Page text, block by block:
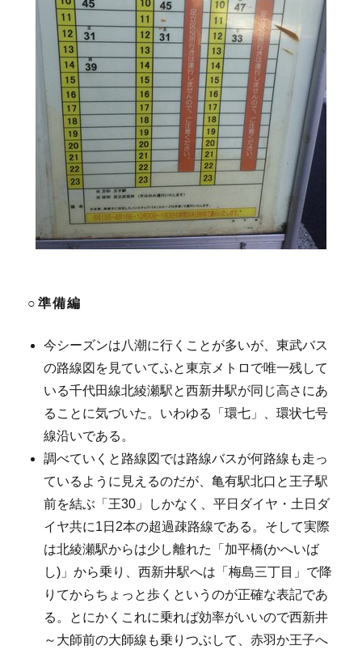
○準備編
今シーズンは八潮に行くことが多いが、東武バス
の路線図を見ていてふと東京メトロで唯一残して
いる千代田線北綾瀬駅と西新井駅が同じ高さにあ
ることに気づいた。いわゆる「環七」、環状七号
線沿いである。
調べていくと路線図では路線バスが何路線も走っ
ているように見えるのだが、亀有駅北口と王子駅
前を結ぶ「王30」しかなく、平日ダイヤ・土日ダ
イヤ共に1日2本の超過疎路線である。そして実際
は北綾瀬駅からは少し離れた「加平橋(かへいば
し)」から乗り、西新井駅へは「梅島三丁目」で降
りてからちょっと歩くというのが正確な表記であ
る。とにかくこれに乗れば効率がいいので西新井
～大師前の大師線も乗りつぶして、赤羽か王子へ